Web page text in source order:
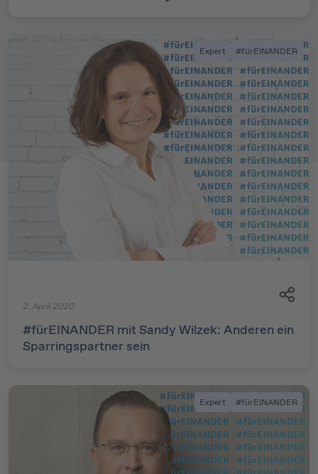
Expert #fürEINANDER
2. April 2020
#fürEINANDER mit Sandy Wilzek: Anderen ein
Sparringspartner sein
Expert #fürEINANDER